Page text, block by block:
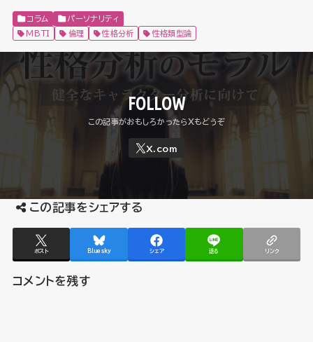
コラム
パーソナリティ
MBTI
倫理 性格分析 性格類型論
FOLLOW
この記事をシェアする
ポスト Bluesky シェア 送る リンク
コメントを残す